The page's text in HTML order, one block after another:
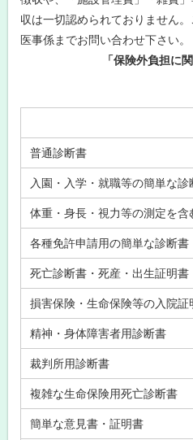
収は一切認められておりません。
医事係までお問い合わせ下さい。
「保険外負担に
普通診断書
入園・入学・就職等の簡単な診
体重・身長・視力等の測定を含
各種免許申請用の簡単な診断書
死亡診断書・死産・出生証明書
損害保険・生命保険等の入院証
精神・身体障害者用診断書
裁判所用診断書
複雑な生命保険用死亡診断書
簡単な意見書・証明書